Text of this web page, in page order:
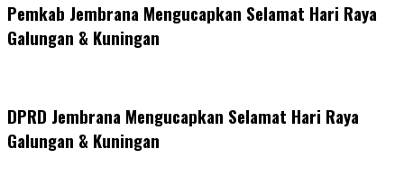
Pemkab Jembrana Mengucapkan Selamat Hari Raya
Galungan & Kuningan
DPRD Jembrana Mengucapkan Selamat Hari Raya
Galungan & Kuningan